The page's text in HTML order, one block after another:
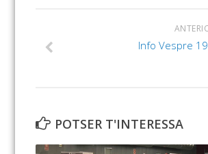
Info Vespre
POTSER T'INTERESSA